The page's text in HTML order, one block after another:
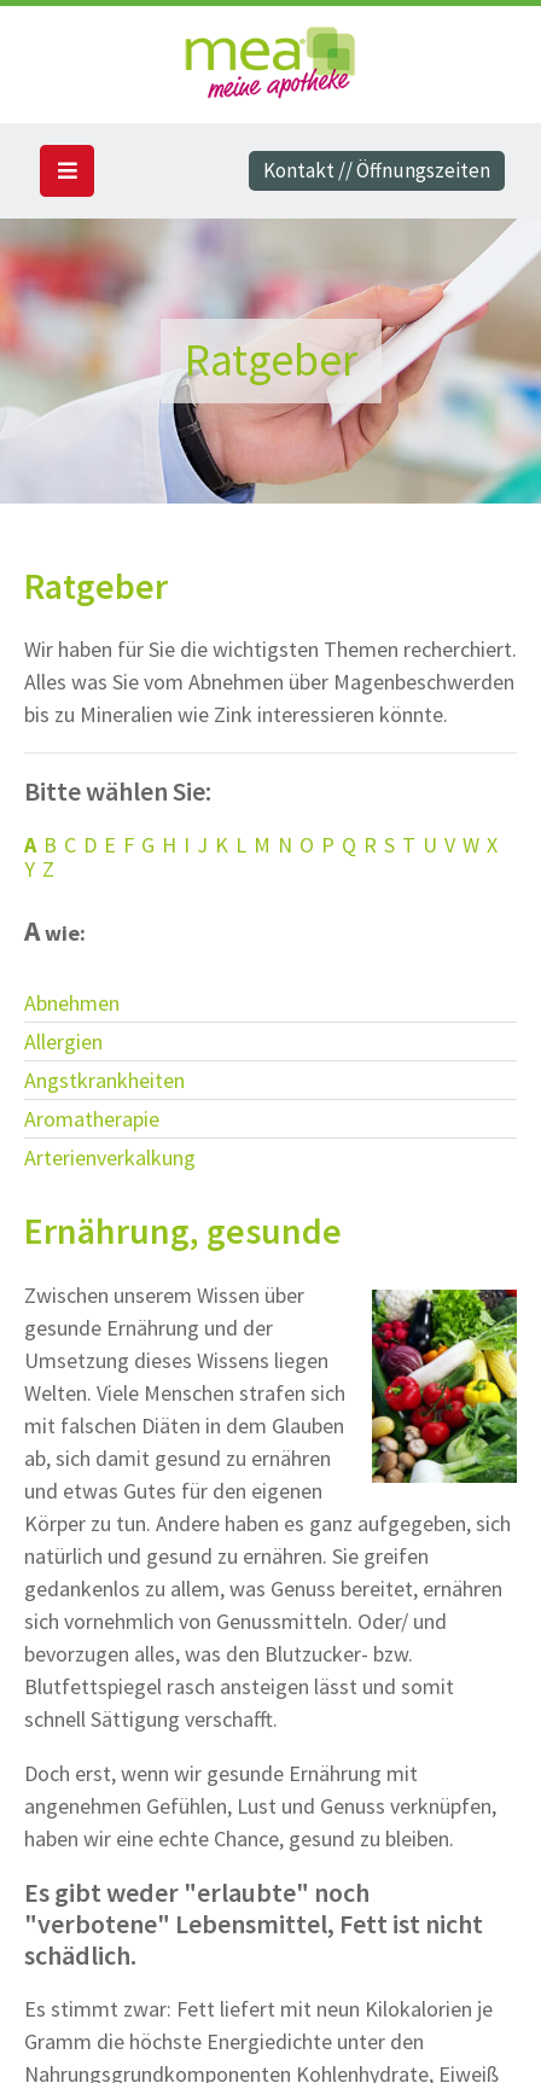
Ratgeber
Ratgeber
Wir haben für Sie die wichtigsten Themen recherchiert.
Alles was Sie vom Abnehmen über Magenbeschwerden
bis zu Mineralien wie Zink interessieren könnte.
Bitte wählen Sie:
A B C D E F G H I J K L M N O P Q R S T U V W X
Y Z
Awie:
Abnehmen
Allergien
Angstkrankheiten
Aromatherapie
Arterienverkalkung
Ernährung, gesunde
Zwischen unserem Wissen über
gesunde Ernährung und der
Umsetzung dieses Wissens liegen
Welten. Viele Menschen strafen sich
mit falschen Diäten in dem Glauben
ab, sich damit gesund zu ernähren
und etwas Gutes für den eigenen
Körper zu tun. Andere haben es ganz aufgegeben, sich
natürlich und gesund zu ernähren. Sie greifen
gedankenlos zu allem, was Genuss bereitet, ernähren
sich vornehmlich von Genussmitteln. Oder/ und
bevorzugen alles, was den Blutzucker- bzw.
Blutfettspiegel rasch ansteigen lässt und somit
schnell Sättigung verschafft.
Doch erst, wenn wir gesunde Ernährung mit
angenehmen Gefühlen, Lust und Genuss verknüpfen,
haben wir eine echte Chance, gesund zu bleiben.
Es gibt weder "erlaubte" noch
"verbotene" Lebensmittel, Fett ist nicht
schädlich.
Es stimmt zwar: Fett liefert mit neun Kilokalorien je
Gramm die höchste Energiedichte unter den
Nahrungsgrundkomponenten Kohlenhydrate, Eiweiß
Kontakt // Öffnungszeiten